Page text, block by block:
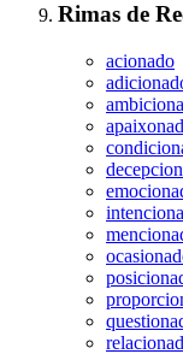
Rimas de
acionado